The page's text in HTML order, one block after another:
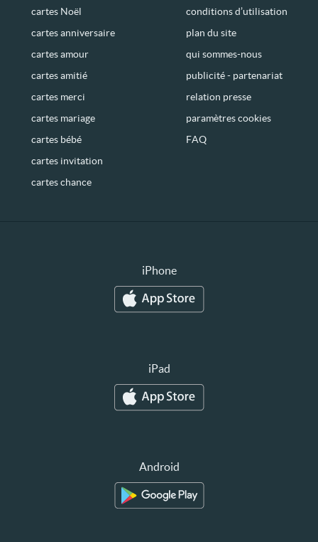
cartes Noël
cartes anniversaire
cartes amour
cartes amitié
cartes merci
cartes mariage
cartes bébé
cartes invitation
cartes chance
conditions d’utilisation
plan du site
qui sommes-nous
publicité - partenariat
relation presse
paramètres cookies
FAQ
iPhone
iPad
Android